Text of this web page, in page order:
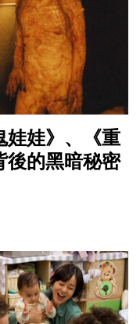
娃娃》、《重
後的黑暗秘密